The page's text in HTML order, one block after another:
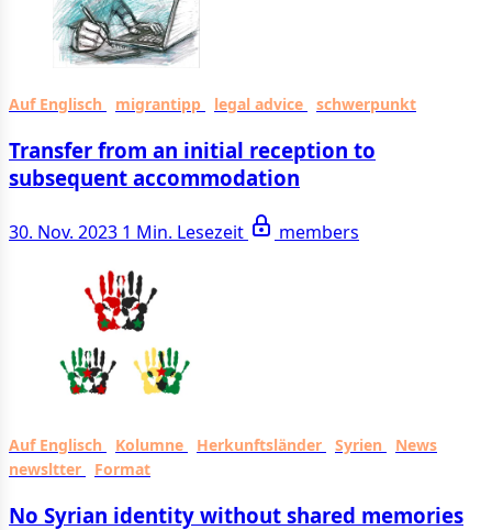
Auf Englisch migrantipp legal advice schwerpunkt
Transfer from an initial reception to
subsequent accommodation
30. Nov. 2023 1 Min. Lesezeit members
Auf Englisch Kolumne Herkunftsländer Syrien
News
newsltter
Format
No Syrian identity without shared memories